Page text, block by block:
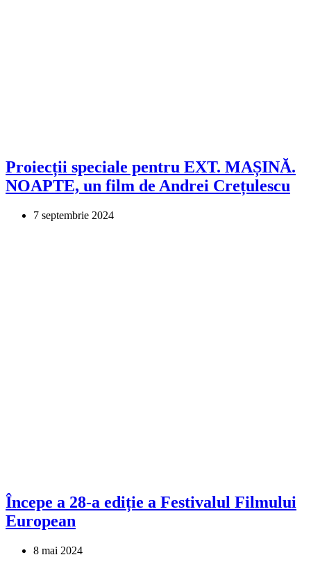
Proiecții speciale pentru EXT. MAȘINĂ.
NOAPTE, un film de Andrei Crețulescu
7 septembrie 2024
Începe a 28-a ediție a Festivalul Filmului
European
8 mai 2024